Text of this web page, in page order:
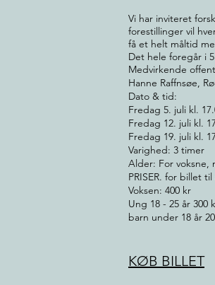
Vi har inviteret
forestillinger vil
få et helt måltid
Det hele foregår i
Medvirkende
Hanne Raffnsøe,
Dato & tid:
Fredag 5. juli kl.
Fredag 12. juli kl.
Fredag 19. juli kl.
Varighed: 3 timer
Alder: For voksne,
PRISER. for billet
Voksen: 400 kr
Ung 18 - 25 år 300
barn under 18 år
KØB BILLET